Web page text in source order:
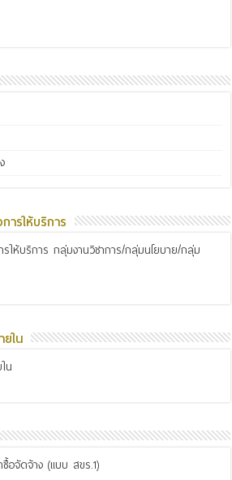
ารให้บริการ
ให้บริการ กลุ่มงานวิชาการ/กลุ่มนโยบาย/กลุ่ม
ใน
น
อจัดจ้าง (แบบ สขร.1)